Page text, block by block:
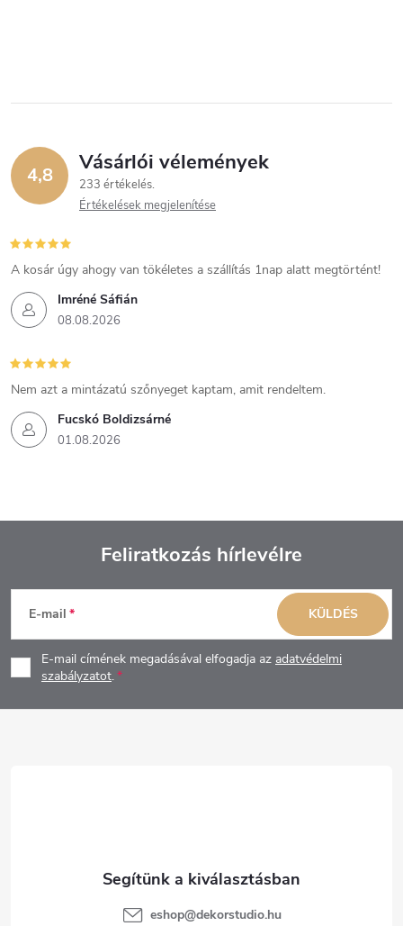
4,8 Vásárlói vélemények
233 értékelés
Értékelések megjelenítése
Imréné Sáfián
08.08.2026
A kosár úgy ahogy van tökéletes a szállítás 1nap alatt megtörtént!
Fucskó Boldizsárné
01.08.2026
Nem azt a mintázatú szőnyeget kaptam, amit rendeltem.
L
á
b
Feliratkozás hírlevélre
E-mail
E-mail címének megadásával elfogadja az adatvédelmi
szabályzatot.
KÜLDÉS
eshop@dekorstudio.hu